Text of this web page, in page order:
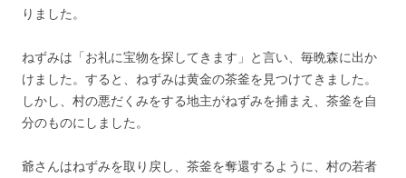
りました。
ねずみは「お礼に宝物を探してきます」と言い、毎晩森に出か
けました。すると、ねずみは黄金の茶釜を見つけてきました。
しかし、村の悪だくみをする地主がねずみを捕まえ、茶釜を自
分のものにしました。
爺さんはねずみを取り戻し、茶釜を奪還するように、村の若者